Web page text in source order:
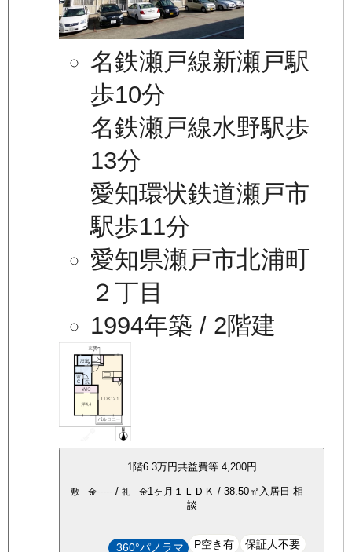
名鉄瀬戸線新瀬戸駅
歩10分
名鉄瀬戸線水野駅歩
13分
愛知環状鉄道瀬戸市
駅歩11分
愛知県瀬戸市北浦町
２丁目
1994年築 / 2階建
1 階6.3万円共益費等 4,200円
敷 金-----/ 礼 金1ヶ月 １ＬＤＫ / 38.50㎡ 入居日 相
談
360°パノラマ P空き有 保証人不要